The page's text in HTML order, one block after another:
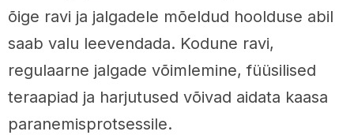
õige ravi ja jalgadele mõeldud hoolduse abil
saab valu leevendada. Kodune ravi,
regulaarne jalgade võimlemine, füüsilised
teraapiad ja harjutused võivad aidata kaasa
paranemisprotsessile.